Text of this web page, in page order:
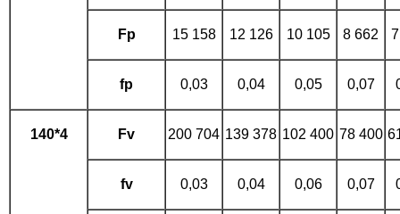
Fp 15 158 12 126 10 105 8 662
fp 0,03 0,04 0,05 0,07
140*4 Fv 200 704 139 378 102 400 78 400
fv 0,03 0,04 0,06 0,07